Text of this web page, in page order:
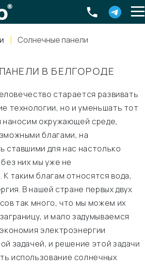
Солнечные панели
В БЕЛГОРОДЕ
старается развивать
технологии, но и уменьшать тот
наносим окружающей среде,
благами, на
ставшими для нас настолько
них мы уже не
таким благам относятся вода,
В нашей стране первых двух
так много, что мы можем их
и мало задумываемся
электроэнергии
задачей, и решение этой задачи
использование солнечных
область Екатеринбург ,